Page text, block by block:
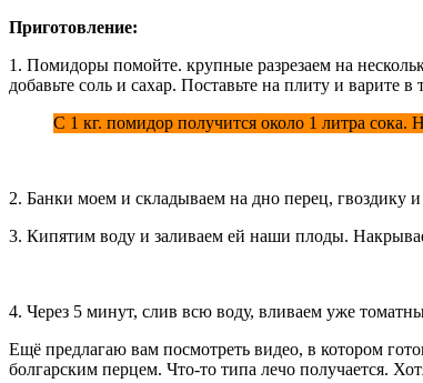
Приготовление:
1. Помидоры помойте. крупные разрезаем на
добавьте соль и сахар. Поставьте на плиту и варите
С 1 кг. помидор получится около 1 литра сока.
2. Банки моем и складываем на дно перец, гвоздику
3. Кипятим воду и заливаем ей наши плоды.
4. Через 5 минут, слив всю воду, вливаем уже
Ещё предлагаю вам посмотреть видео, в котором
болгарским перцем. Что-то типа лечо получается.